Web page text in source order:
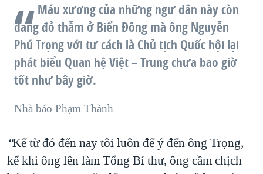
Máu xương của những ngư dân này còn
đang đỏ thẫm ở Biển Đông mà ông Nguyễn
Phú Trọng với tư cách là Chủ tịch Quốc hội lại
phát biểu Quan hệ Việt – Trung chưa bao giờ
tốt như bây giờ.
Nhà báo Phạm Thành
“Kể từ đó đến nay tôi luôn để ý đến ông Trọng,
kể khi ông lên làm Tổng Bí thư, ông cầm chịch